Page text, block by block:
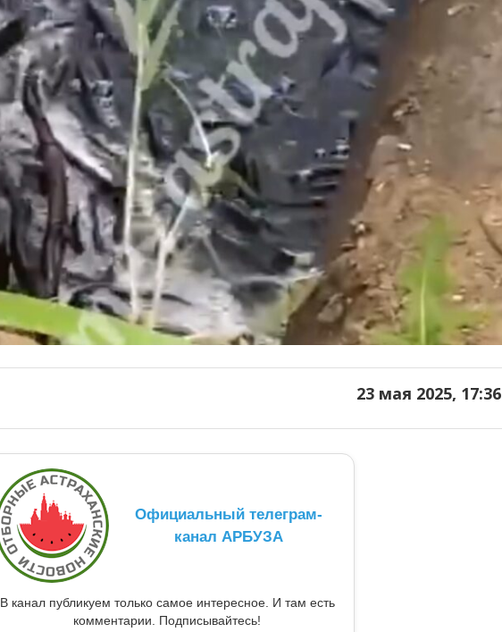
23 мая 2025, 17:36
Официальный телеграм-
канал АРБУЗА
В канал публикуем только самое интересное. И там есть
комментарии. Подписывайтесь!